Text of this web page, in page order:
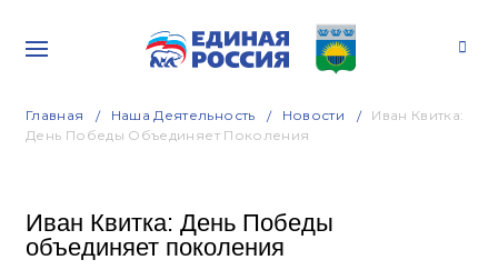
Главная Наша Деятельность Новости
Иван Квитка:
День Победы Объединяет Поколения
Иван Квитка: День Победы
объединяет поколения